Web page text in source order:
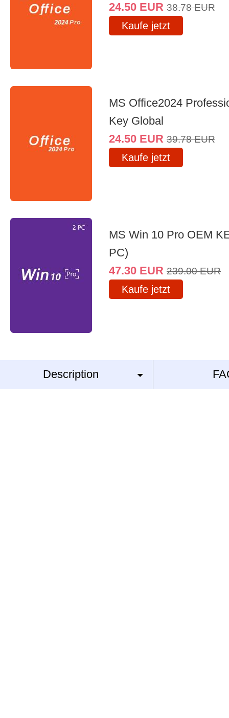
24.50 EUR 38.78 EUR
Kaufe jetzt
MS Office2024
Key Global
24.50 EUR 39.78 EUR
Kaufe jetzt
MS Win 10 Pro OEM
PC)
47.30 EUR 239.00 EUR
Kaufe jetzt
Description